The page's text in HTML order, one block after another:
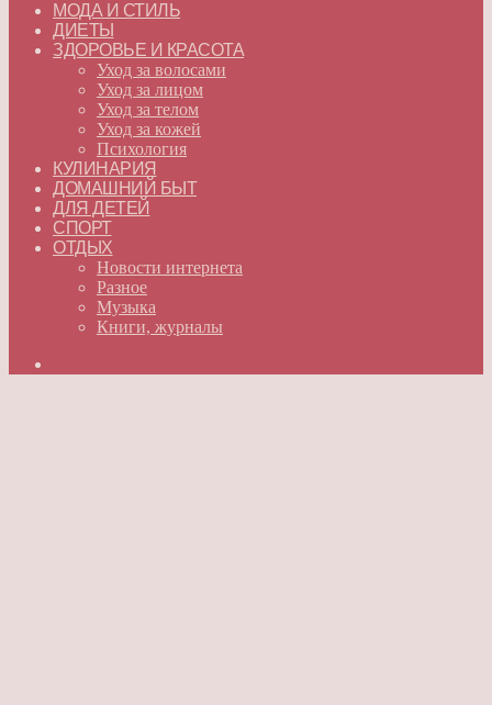
МОДА И СТИЛЬ
ДИЕТЫ
ЗДОРОВЬЕ И КРАСОТА
Уход за волосами
Уход за лицом
Уход за телом
Уход за кожей
Психология
КУЛИНАРИЯ
ДОМАШНИЙ БЫТ
ДЛЯ ДЕТЕЙ
СПОРТ
ОТДЫХ
Новости интернета
Разное
Музыка
Книги, журналы